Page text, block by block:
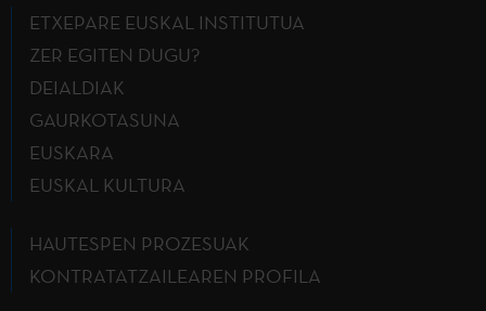
ETXEPARE EUSKAL INSTITUTUA
ZER EGITEN DUGU?
DEIALDIAK
GAURKOTASUNA
EUSKARA
EUSKAL KULTURA
HAUTESPEN PROZESUAK
KONTRATATZAILEAREN PROFILA